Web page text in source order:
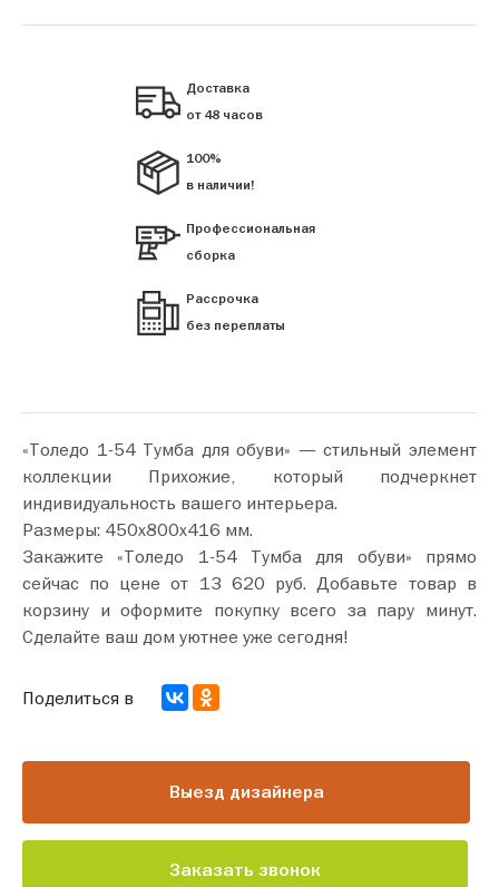
Доставка
от 48 часов
100%
в наличии!
Профессиональная
сборка
Рассрочка
без переплаты
«Толедо 1-54 Тумба для обуви» — стильный элемент
коллекции Прихожие, который подчеркнет
индивидуальность вашего интерьера.
Размеры: 450х800х416 мм.
Закажите «Толедо 1-54 Тумба для обуви» прямо
сейчас по цене от 13 620 руб. Добавьте товар в
корзину и оформите покупку всего за пару минут.
Сделайте ваш дом уютнее уже сегодня!
Выезд дизайнера
Заказать звонок
Поделиться в